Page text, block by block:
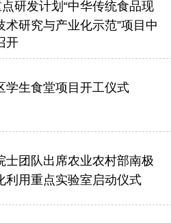
点研发计划“中华传统食品现
术研究与产业化示范”项目中
开
学生食堂项目开工仪式
士团队出席农业农村部南极
利用重点实验室启动仪式